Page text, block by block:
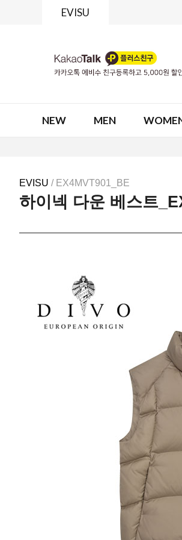
EVISU
NEW MEN
EVISU / EX4MVT901_BE
하이넥 다운 베스트